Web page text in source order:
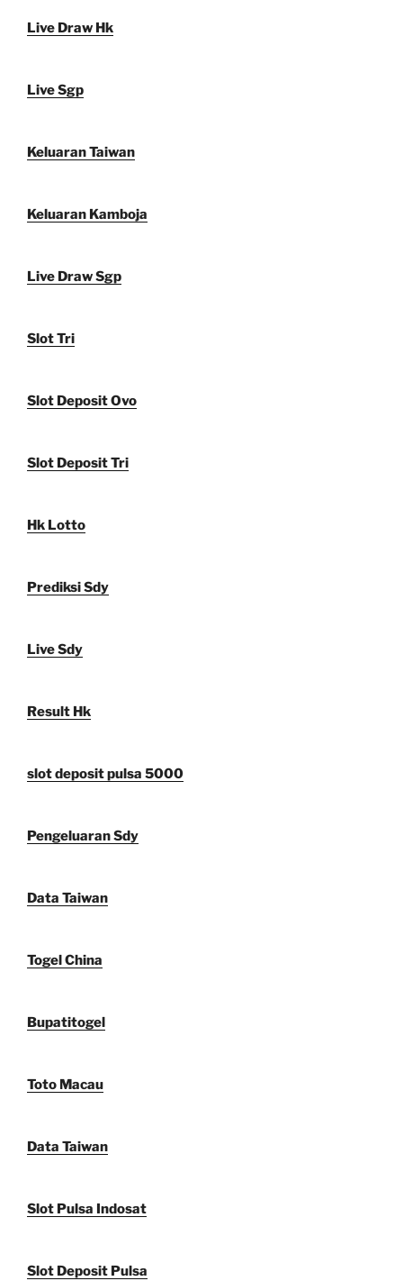
Live Draw Hk
Live Sgp
Keluaran Taiwan
Keluaran Kamboja
Live Draw Sgp
Slot Tri
Slot Deposit Ovo
Slot Deposit Tri
Hk Lotto
Prediksi Sdy
Live Sdy
Result Hk
slot deposit pulsa 5000
Pengeluaran Sdy
Data Taiwan
Togel China
Bupatitogel
Toto Macau
Data Taiwan
Slot Pulsa Indosat
Slot Deposit Pulsa